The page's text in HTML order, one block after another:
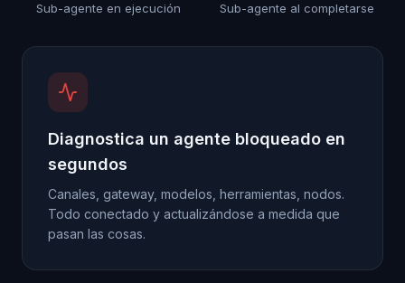
Sub-agente en ejecución Sub-agente al completarse
Diagnostica un agente bloqueado en
segundos
Canales, gateway, modelos, herramientas, nodos.
Todo conectado y actualizándose a medida que
pasan las cosas.